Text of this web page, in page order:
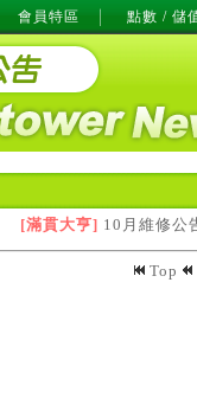
會員特區 點數 / 儲
[滿貫大亨] 10月維修公
Top